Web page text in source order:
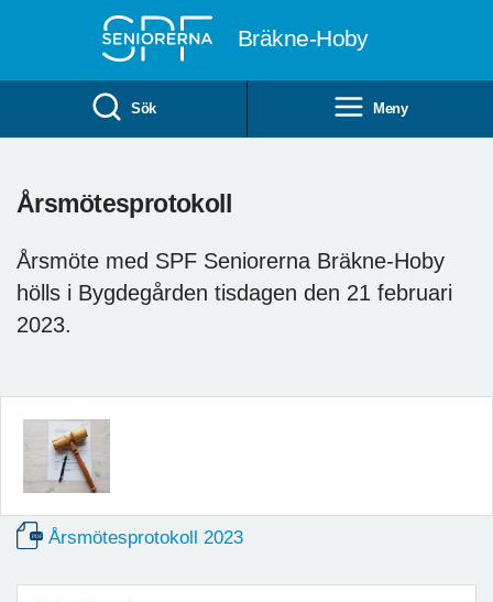
Bräkne-Hoby
Sök Meny
Årsmötesprotokoll
Årsmöte med SPF Seniorerna Bräkne-Hoby
hölls i Bygdegården tisdagen den 21 februari
2023.
Årsmötesprotokoll 2023